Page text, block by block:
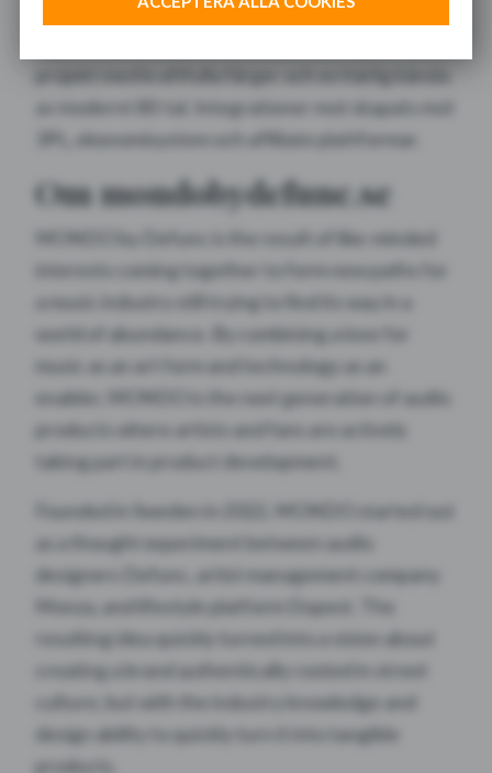
har fått förtroendet att uppgradera deras
av modernt 80-tal. Integrationer mot skapats mot
3PL, ekonomisystem och affiliate plattformar.
Om mondobydefunc.se
interests coming together to form new paths for
a music industry still trying to find its way in a
world of abundance. By combining a love for
music as an art form and technology as an
enabler, MONDO is the next generation of audio
products where artists and fans are actively
taking part in product development.
Founded in Sweden in 2022, MONDO started out
as a thought experiment between audio
designers Defunc, artist management company
Monza, and lifestyle platform Dopest. The
resulting idea quickly turned into a vision about
creating a brand authentically rooted in street
culture, but with the industry knowledge and
design ability to quickly turn it into tangible